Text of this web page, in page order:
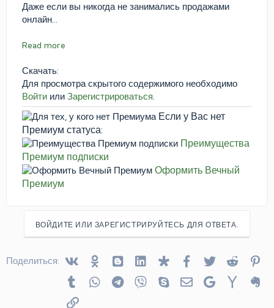
Даже если вы никогда не занимались продажами
онлайн...
Read more
Скачать:
Для просмотра скрытого содержимого необходимо
Войти или Зарегистрироваться
Если у Вас нет
Премиум статуса:
Преимущества
Премиум подписки
Оформить Вечный
Премиум
ВОЙДИТЕ ИЛИ ЗАРЕГИСТРИРУЙТЕСЬ ДЛЯ ОТВЕТА.
Поделиться: VkontakteOdnoklassniki
Blogger Linked InDiasporaFacebook
TwitterReddit
Tumblr WhatsAppTelegram
Viber SkypeЭлектронная почта
Google Yahoo
Ссылка